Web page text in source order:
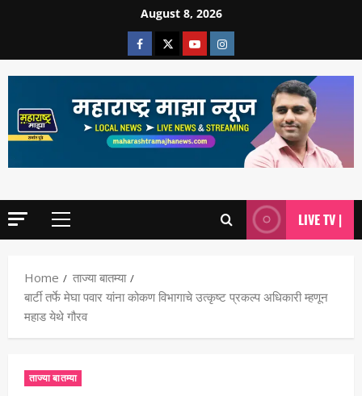
August 8, 2026
LIVE TV |
Home
ताज्या बातम्या
बार्टी तर्फे मेघा पवार यांना कोकण विभागाचे उत्कृष्ट प्रकल्प अधिकारी म्हणून
महाड येथे गौरव
ताज्या बातम्या